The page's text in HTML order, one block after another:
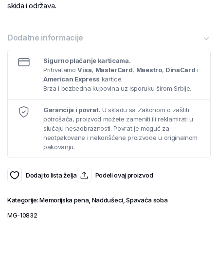
skida i održava.
Dodatne informacije
Sigurno plaćanje karticama.
PrihvatamoVisa, MasterCard, Maestro, DinaCard i
American Express kartice.
Brza i bezbedna kupovina uz isporuku širom Srbije.
Garancija i povrat. U skladu sa Zakonom o zaštiti
potrošača, proizvod možete zameniti ili reklamirati u
slučaju nesaobraznosti. Povrat je moguć za
neotpakovane i nekorišćene proizvode u originalnom
pakovanju.
Dodaj to lista želja Podeli ovaj proizvod
Kategorije:Memorijska pena, Naddušeci,Spavaća soba
MG-10832